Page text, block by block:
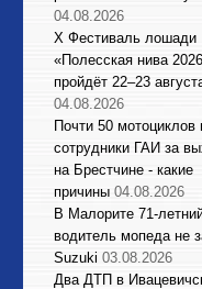
04.08.2026
X Фестиваль лошади
«Полесская нива
пройдёт 22–23
04.08.2026
Почти 50 мотоциклов
сотрудники ГАИ за
на Брестчине - какие
причины 04.08.2026
В Малорите 71-
водитель мопеда не
Suzuki 03.08.2026
Два ДТП в